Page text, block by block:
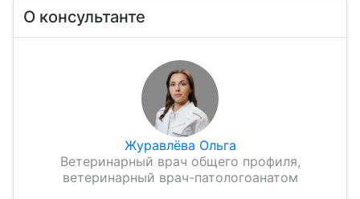
О консультанте
Журавлёва Ольга
Ветеринарный врач общего профиля,
ветеринарный врач-патологоанатом